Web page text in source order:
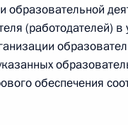
г. № 267-ФЗ
закона «О
образовательной
(работодателей) в
обеспечения